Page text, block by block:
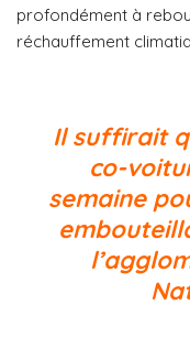
profondément à
réchauffement
Il suffirait
co-
semaine